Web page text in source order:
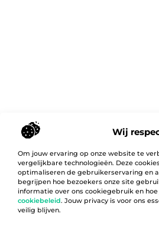
Wij
Om jouw ervaring op onze website te
vergelijkbare technologieën. Deze
optimaliseren de gebruikerservaring en
begrijpen hoe bezoekers onze site
informatie over ons cookiegebruik en
cookiebeleid. Jouw privacy is voor ons
veilig blijven.